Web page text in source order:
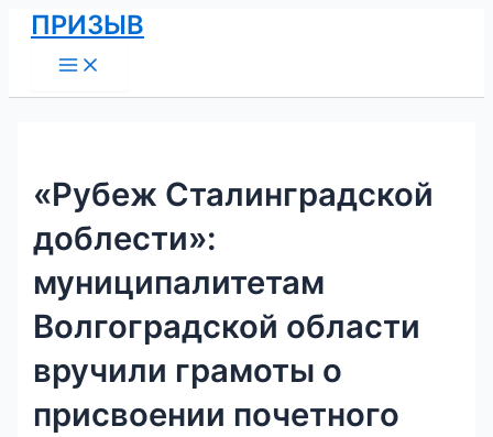
Перейти
содержимому
ПРИЗЫВ
Menu
«Рубеж Сталинградской
доблести»:
муниципалитетам
Волгоградской области
вручили грамоты о
присвоении почетного
Навигация
по
записям